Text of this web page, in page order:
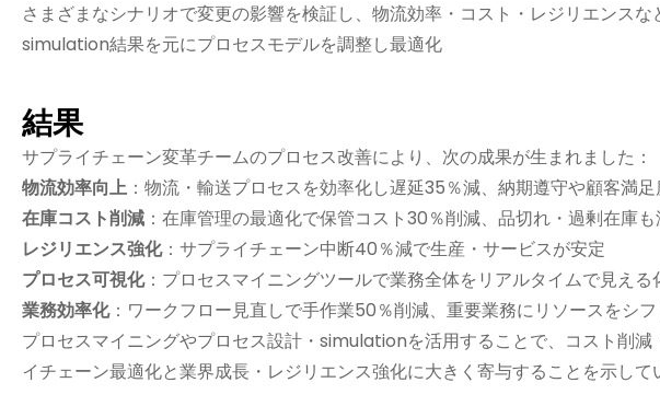
さまざまなシナリオで変更の影響を検証し、物流効率・コスト・レジリエンスな
simulation結果を元にプロセスモデルを調整し最適化
結果
サプライチェーン変革チームのプロセス改善により、次の成果が生まれました：
物流効率向上 ：物流・輸送プロセスを効率化し遅延35％減、納期遵守や顧客満
在庫コスト削減 ：在庫管理の最適化で保管コスト30％削減、品切れ・過剰在庫
レジリエンス強化：サプライチェーン中断40％減で生産・サービスが安定
プロセス可視化：プロセスマイニングツールで業務全体をリアルタイムで見え
業務効率化：ワークフロー見直しで手作業50％削減、重要業務にリソースをシ
プロセスマイニングやプロセス設計・simulationを活用することで、コスト削
イチェーン最適化と業界成長・レジリエンス強化に大きく寄与することを示して